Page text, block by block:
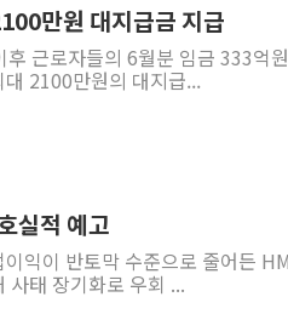
뉴욕증시 프리뷰, 미 주가선물 AI주
청와대, 북한 단거리 탄도미사일 발사
금값 7주 만에 최고…美 고용 둔화·호
러, 1인칭시점 드론으로 우크라 민
[베트남 증시] 지수 하락 속 'DGC'
'월가의 황제' 다이먼 "금융시장 레
양주 섬유염색공장서 화재 1명 중상
만원 대지급금 지급
근로자들의 6월분 임금 333억
2100만원의 대지급...
실적 예고
익이 반토막 수준으로 줄어든
사태 장기화로 우회 ...